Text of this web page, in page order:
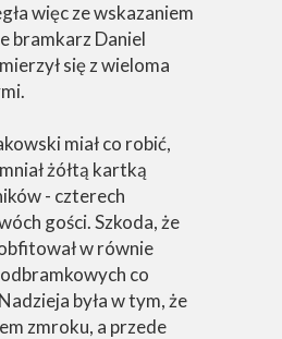
więc ze wskazaniem
bramkarz Daniel
się z wieloma
miał co robić,
żółtą kartką
- czterech
gości. Szkoda, że
w równie
co
była w tym, że
zmroku, a przede